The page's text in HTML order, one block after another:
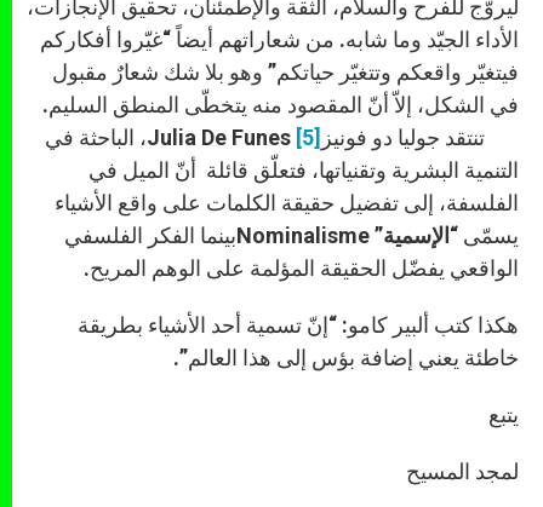
ليروّج للفرح والسلام، الثقة والإطمئنان، تحقيق الإنجازات،
الأداء الجيّد وما شابه. من شعاراتهم أيضاً “غيّروا أفكاركم
فيتغيّر واقعكم وتتغيّر حياتكم” وهو بلا شك شعارٌ مقبول
في الشكل، إلاّ أنّ المقصود منه يتخطّى المنطق السليم.
تنتقد جوليا دو فونيز [5]
Julia De Funes، الباحثة في
التنمية البشرية وتقنياتها، فتعلّق قائلة أنّ الميل في
الفلسفة، إلى تفضيل حقيقة الكلمات على واقع الأشياء
يسمّى “الإسمية”
بينما الفكر الفلسفي
الواقعي يفضّل الحقيقة المؤلمة على الوهم المريح.
هكذا كتب ألبير كامو: “إنّ تسمية أحد الأشياء بطريقة
خاطئة يعني إضافة بؤس إلى هذا العالم”.
يتبع
لمجد المسيح